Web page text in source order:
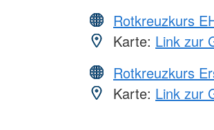
Rotkreuzkurs
Karte: Link zur
Rotkreuzkurs
Karte: Link zur